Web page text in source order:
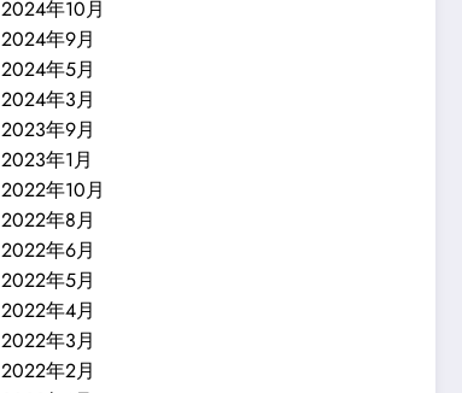
2024年10月
2024年9月
2024年5月
2024年3月
2023年9月
2023年1月
2022年10月
2022年8月
2022年6月
2022年5月
2022年4月
2022年3月
2022年2月